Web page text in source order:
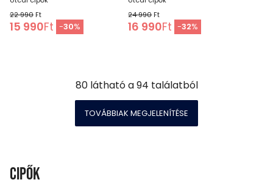
22 990 Ft
15 990Ft -30%
24 990Ft
16 990Ft -32%
80látható a94 találatból
TOVÁBBIAK MEGJELENÍTÉSE
Cipők